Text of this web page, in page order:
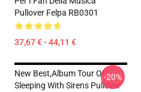
Pullover Felpa RB0301
37,67 € - 44,11 €
New Best,album Tour Of
Sleeping With Sirens Pullover
-20%